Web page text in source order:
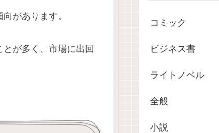
があります。
が多く、市場に出回
コミック
ビジネス書
ライトノベル
全般
小説